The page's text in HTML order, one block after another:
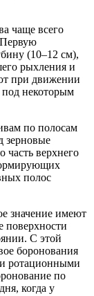
чаще всего
Первую
(10–12 см),
рыхления и
при движении
под некоторым
по полосам
зерновые
часть верхнего
полос
значение имеют
поверхности
С этой
боронования
ротационными
по
когда у